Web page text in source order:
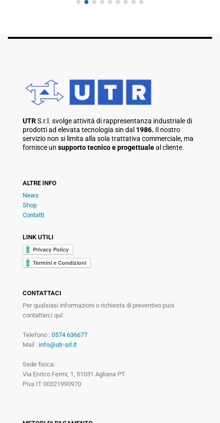
UTRS.r.l. svolge attività di rappresentanza industriale di
prodotti ad elevata tecnologia sin dal 1986. Il nostro
servizio non si limita alla sola trattativa commerciale, ma
fornisce un supporto tecnico e progettualeal cliente.
ALTRE INFO
News
Shop
Contatti
LINK UTILI
CONTATTACI
Per qualsiasi informazioni o richiesta di preventivo puoi
contattarci qui:
Telefono : 0574 636677
Mail : info@utr-srl.it
Sede fisica:
Via Enrico Fermi, 1, 51031 Agliana PT
Piva IT 00321990970